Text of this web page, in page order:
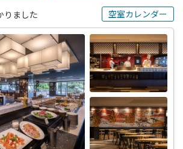
りました 空室カレンダー